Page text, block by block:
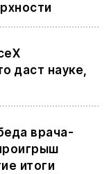
даст науке,
врача-
итоги